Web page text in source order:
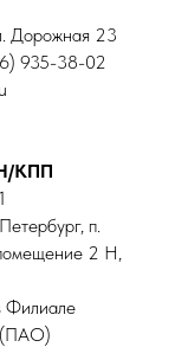
Дорожная 23
935-38-02
КПП
п.
2 Н,
Филиале
(ПАО)